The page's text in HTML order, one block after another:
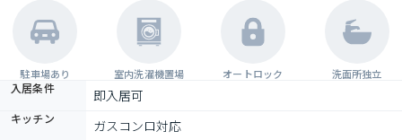
駐車場あり 室内洗濯機置場 オートロック 洗面所独立
入居条件 即入居可
キッチン ガスコンロ対応